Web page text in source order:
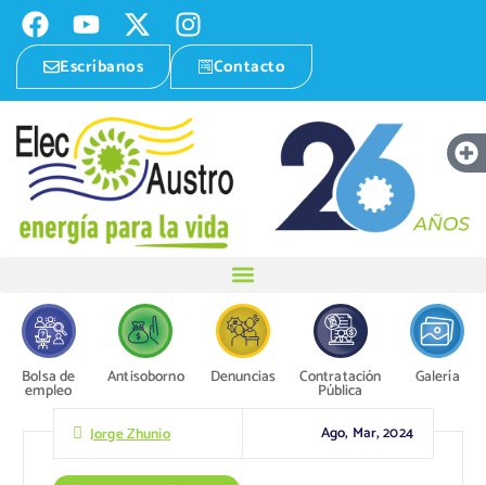
Escríbanos Contacto
Bolsa de
empleo
Antisoborno Denuncias Contratación
Pública
Galería
Jorge Zhunio Ago, Mar, 2024